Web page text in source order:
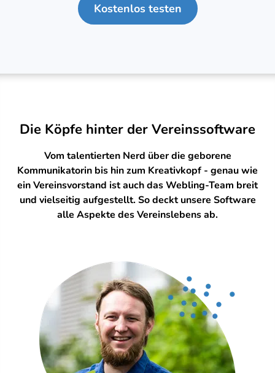
Kostenlos testen
Die Köpfe hinter der Vereinssoftware
Vom talentierten Nerd über die geborene
Kommunikatorin bis hin zum Kreativkopf - genau wie
ein Vereinsvorstand ist auch das Webling-Team breit
und vielseitig aufgestellt. So deckt unsere Software
alle Aspekte des Vereinslebens ab.